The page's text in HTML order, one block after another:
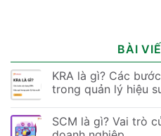
BÀI
KRA là gì? Các
trong quản lý hiệu
SCM là gì? Vai trò